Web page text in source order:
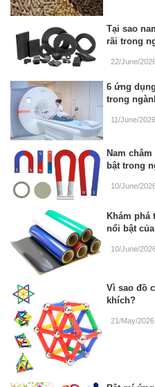
Tại sao
rãi trong
22/June/
6 ứng
trong
11/June/2026
Nam
bật trong
10/June/
Khám phá
nổi bật
10/June/
Vì sao đồ
khích?
21/May/2026